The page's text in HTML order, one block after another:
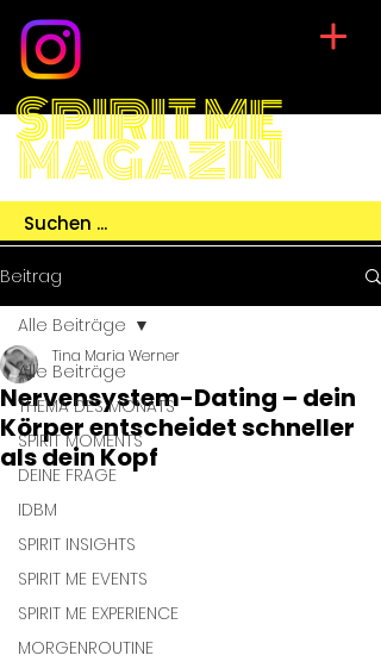
SPIRIT ME
MAGAZIN
Beitrag
Alle Beiträge
THEMA DES MONATS
SPIRIT MOMENTS
DEINE FRAGE
IDBM
SPIRIT INSIGHTS
SPIRIT ME EVENTS
SPIRIT ME EXPERIENCE
MORGENROUTINE
Alle Beiträge
Nervensystem-Dating – dein
Körper entscheidet schneller
als dein Kopf
Tina Maria Werner